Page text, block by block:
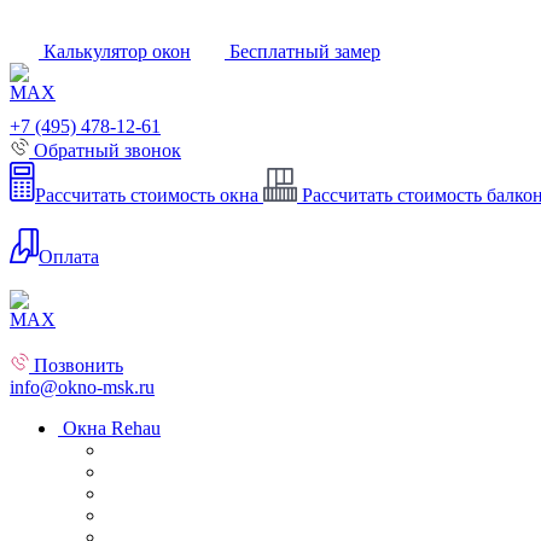
Калькулятор окон Бесплатный замер
+7 (495) 478-12-61
Обратный звонок
Рассчитать стоимость окна Рассчитать стоимость
Оплата
Позвонить
info@okno-msk.ru
Окна Rehau